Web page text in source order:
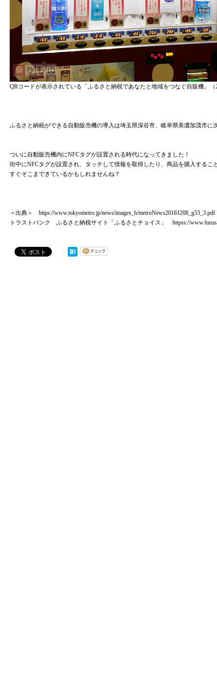
QRコードが表示されている「ふるさと納税であなたと地域をつなぐ自販機」（
ふるさと納税ができる自動販売機の導入は埼玉県深谷市、岐阜県美濃加茂市に
ついに自動販売機内にNFCタグが設置される時代になってきました！
街中にNFCタグが設置され、タッチして情報を取得したり、商品を購入するこ
すぐそこまできているかもしれませんね？
＜出典＞ https://www.tokyometro.jp/news/images_h/metroNews20161208_g53_3.pdf
トラストバンク ふるさと納税サイト「ふるさとチョイス」 httpss://